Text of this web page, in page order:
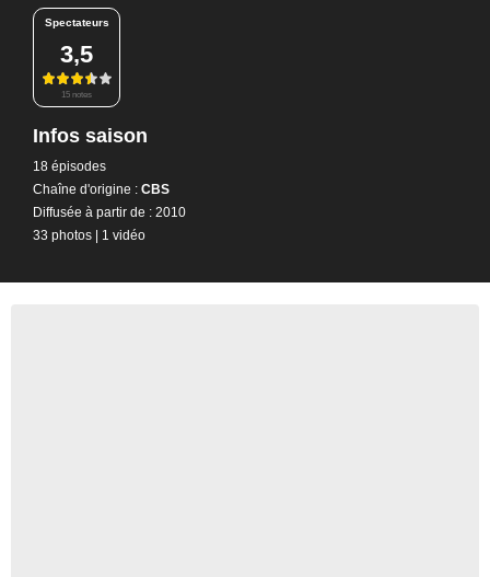
Spectateurs
3,5
15 notes
Infos saison
18 épisodes
Chaîne d'origine : CBS
Diffusée à partir de : 2010
33 photos | 1 vidéo